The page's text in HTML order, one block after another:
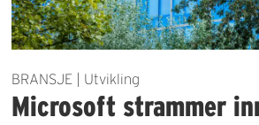
BRANSJE | Utvikling
Microsoft strammer